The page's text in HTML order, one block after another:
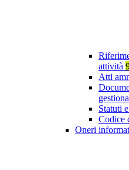
attività
Atti
Statuti
Codice
Oneri